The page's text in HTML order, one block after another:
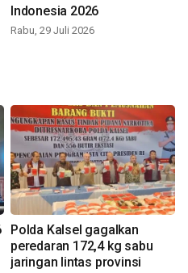
Indonesia 2026
Rabu, 29 Juli 2026
Polda Kalsel gagalkan
peredaran 172,4 kg sabu
jaringan lintas provinsi